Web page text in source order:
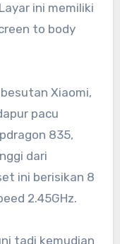
ini memiliki
to body
Xiaomi,
pacu
835,
dari
ini berisikan 8
2.45GHz.
tadi kemudian